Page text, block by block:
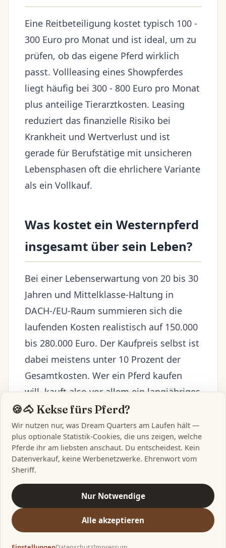
Eine Reitbeteiligung kostet typisch 100 -
300 Euro pro Monat und ist ideal, um zu
prüfen, ob das eigene Pferd wirklich
passt. Vollleasing eines Showpferdes
liegt häufig bei 300 - 800 Euro pro Monat
plus anteilige Tierarztkosten. Leasing
reduziert das finanzielle Risiko bei
Krankheit und Wertverlust und ist
gerade für Berufstätige mit unsicheren
Lebensphasen oft die ehrlichere Variante
als ein Vollkauf.
Was kostet ein Westernpferd
insgesamt über sein Leben?
Bei einer Lebenserwartung von 20 bis 30
Jahren und Mittelklasse-Haltung in
DACH-/EU-Raum summieren sich die
laufenden Kosten realistisch auf 150.000
bis 280.000 Euro. Der Kaufpreis selbst ist
dabei meistens unter 10 Prozent der
Gesamtkosten. Wer ein Pferd kaufen
will, kauft also vor allem ein langjähriges
Versorgungs- und
Verantwortungsbündel - das ist die
ehrlichste Antwort auf die Kostenfrage.
und unverbindlich. Sie ersetzen keine
individuelle Finanz-, Steuer- oder
Entscheidungen Angebote vor Ort und
🍪🐴 Kekse fürs Pferd?
Wir nutzen nur, was Dream Quarters am Laufen hält —
plus optionale Statistik-Cookies, die uns zeigen, welche
Pferde ihr am liebsten anschaut. Du entscheidest. Kein
Datenverkauf, keine Werbenetzwerke. Ehrenwort vom
Sheriff.
Nur Notwendige
Alle akzeptieren